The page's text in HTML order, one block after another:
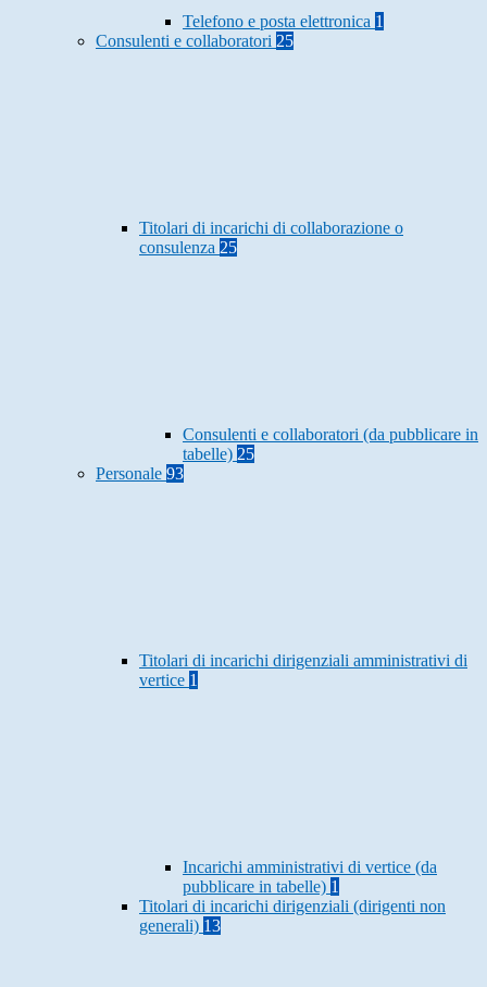
Telefono e posta elettronica 1
Consulenti e collaboratori 25
Titolari di incarichi di collaborazione o
consulenza 25
Consulenti e collaboratori (da pubblicare in
tabelle) 25
Personale 93
Titolari di incarichi dirigenziali amministrativi di
vertice 1
Incarichi amministrativi di vertice (da
pubblicare in tabelle) 1
Titolari di incarichi dirigenziali (dirigenti non
generali) 13